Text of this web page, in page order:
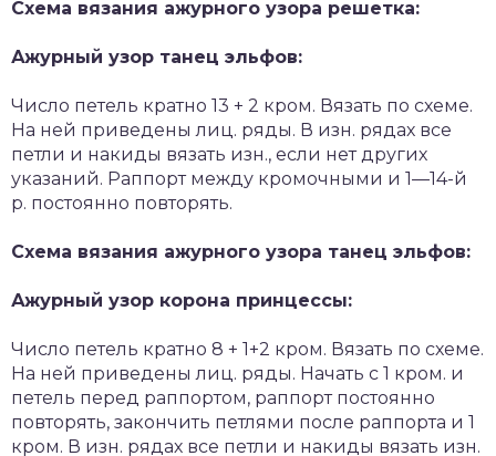
Схема вязания ажурного узора решетка:
Ажурный узор танец эльфов:
Число петель кратно 13 + 2 кром. Вязать по схеме.
На ней приведены лиц. ряды. В изн. рядах все
петли и накиды вязать изн., если нет других
указаний. Раппорт между кромочными и 1—14-й
р. постоянно повторять.
Схема вязания ажурного узора танец эльфов:
Ажурный узор корона принцессы:
Число петель кратно 8 + 1+2 кром. Вязать по схеме.
На ней приведены лиц. ряды. Начать с 1 кром. и
петель перед раппортом, раппорт постоянно
повторять, закончить петлями после раппорта и 1
кром. В изн. рядах все петли и накиды вязать изн.